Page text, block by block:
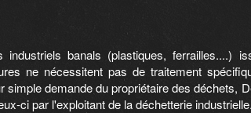
industriels banals (plastiques, ferrailles....)
ne nécessitent pas de traitement
simple demande du propriétaire des déchets,
ci par l'exploitant de la déchetterie industrielle.